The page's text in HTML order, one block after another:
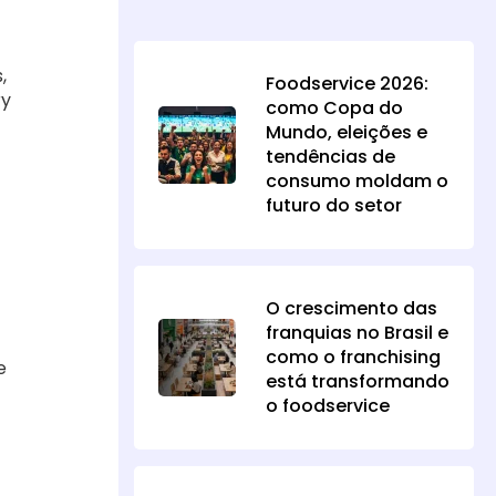
Foodservice 2026:
como Copa do
Mundo, eleições e
tendências de
consumo moldam o
futuro do setor
O crescimento das
franquias no Brasil e
como o franchising
está transformando
o foodservice